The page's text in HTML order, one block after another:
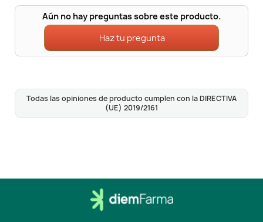
Aún no hay preguntas sobre este producto.
Haz tu pregunta
Todas las opiniones de producto cumplen con la DIRECTIVA
(UE) 2019/2161